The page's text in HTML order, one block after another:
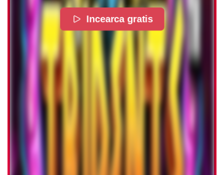
Incearca gratis